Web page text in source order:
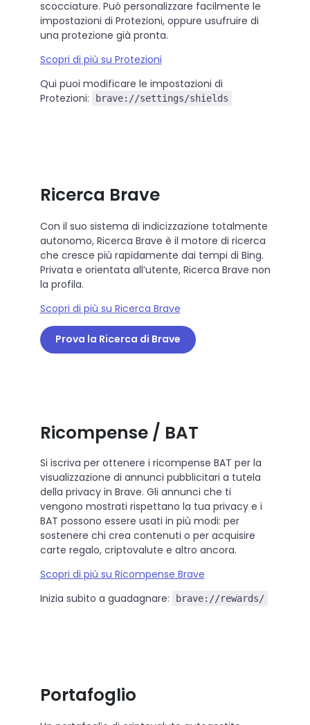
scocciature. Può personalizzare facilmente le
impostazioni di Protezioni, oppure usufruire di
una protezione già pronta.
Scopri di più su Protezioni
Qui puoi modificare le impostazioni di
Protezioni:
brave://settings/shields
Ricerca Brave
Con il suo sistema di indicizzazione totalmente
autonomo, Ricerca Brave è il motore di ricerca
che cresce più rapidamente dai tempi di Bing.
Privata e orientata all’utente, Ricerca Brave non
la profila.
Scopri di più su Ricerca Brave
Prova la Ricerca di Brave
Ricompense / BAT
Si iscriva per ottenere i ricompense BAT per la
visualizzazione di annunci pubblicitari a tutela
della privacy in Brave. Gli annunci che ti
vengono mostrati rispettano la tua privacy e i
BAT possono essere usati in più modi: per
sostenere chi crea contenuti o per acquisire
carte regalo, criptovalute e altro ancora.
Scopri di più su Ricompense Brave
Inizia subito a guadagnare:
brave://rewards/
Portafoglio